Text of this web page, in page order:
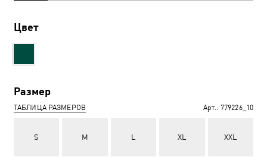
Цвет
Размер
ТАБЛИЦА РАЗМЕРОВ Арт.: 779226_10
S M L XL XXL